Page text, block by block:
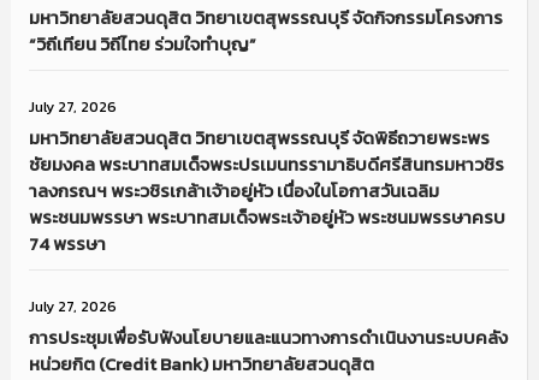
มหาวิทยาลัยสวนดุสิต วิทยาเขตสุพรรณบุรี จัดกิจกรรมโครงการ
“วิถีเทียน วิถีไทย ร่วมใจทำบุญ”
July 27, 2026
มหาวิทยาลัยสวนดุสิต วิทยาเขตสุพรรณบุรี จัดพิธีถวายพระพร
ชัยมงคล พระบาทสมเด็จพระปรเมนทรรามาธิบดีศรีสินทรมหาวชิร
าลงกรณฯ พระวชิรเกล้าเจ้าอยู่หัว เนื่องในโอกาสวันเฉลิม
พระชนมพรรษา พระบาทสมเด็จพระเจ้าอยู่หัว พระชนมพรรษาครบ
74 พรรษา
July 27, 2026
การประชุมเพื่อรับฟังนโยบายและแนวทางการดำเนินงานระบบคลัง
หน่วยกิต (Credit Bank) มหาวิทยาลัยสวนดุสิต